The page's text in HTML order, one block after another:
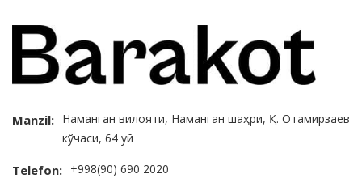
Manzil: Наманган вилояти, Наманган шаҳри, Қ. Отамирзаев
кўчаси, 64 уй
Telefon: +998(90) 690 2020